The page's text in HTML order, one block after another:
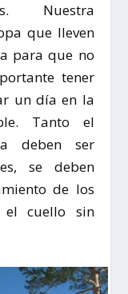
Nuestra
que lleven
para que no
tener
un día en la
Tanto el
deben ser
se deben
de los
el cuello sin